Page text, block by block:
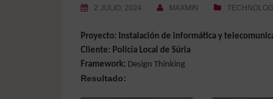
2 JULIO, 2024 MAXMIN
Proyecto: Instalación de informática y
Cliente: Policía Local de Súria
Framework: Design Thinking
Resultado: